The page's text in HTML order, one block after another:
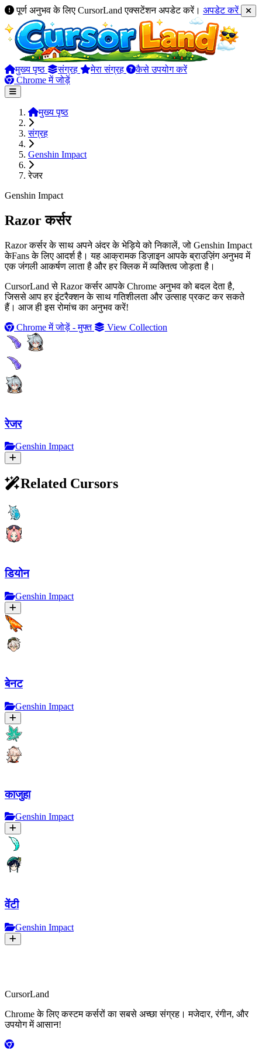
पूर्ण अनुभव के लिए CursorLand एक्सटेंशन अपडेट करें। अपडेट करें
मुख्य पृष्ठ संग्रह मेरा संग्रह
कैसे उपयोग करें
Chrome में जोड़ें
मुख्य पृष्ठ
संग्रह
Genshin Impact
रेजर
Genshin Impact
Razor कर्सर
Razor कर्सर के साथ अपने अंदर के भेड़िये को निकालें, जो Genshin Impact
केFans के लिए आदर्श है। यह आक्रामक डिज़ाइन आपके ब्राउज़िंग अनुभव में
एक जंगली आकर्षण लाता है और हर क्लिक में व्यक्तित्व जोड़ता है।
CursorLand से Razor कर्सर आपके Chrome अनुभव को बदल देता है,
जिससे आप हर इंटरैक्शन के साथ गतिशीलता और उत्साह प्रकट कर सकते
हैं। आज ही इस रोमांच का अनुभव करें!
Chrome में जोड़ें - मुफ्त
View Collection
रेजर
Genshin Impact
Related Cursors
डियोन
Genshin Impact
बेनट
Genshin Impact
काजुहा
Genshin Impact
वेंटी
Genshin Impact
CursorLand
Chrome के लिए कस्टम कर्सरों का सबसे अच्छा संग्रह। मजेदार, रंगीन, और
उपयोग में आसान!